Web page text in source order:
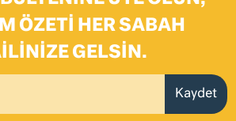
ÖZETI HER SABAH
GELSIN.
Kaydet